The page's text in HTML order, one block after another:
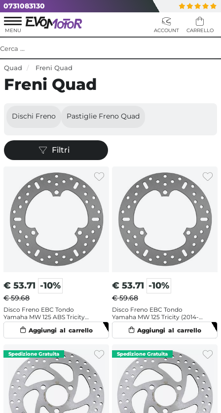
0731083130
Quad Freni Quad
Freni Quad
Dischi Freno Pastiglie Freno Quad
Filtri
€ 53.71 -10%
€ 59.68
Disco Freno EBC Tondo
Yamaha MW 125 ABS Tricity
(2014-2021) Anteriore
€ 53.71 -10%
€ 59.68
Disco Freno EBC Tondo
Yamaha MW 125 Tricity (2014-
2016) Anteriore